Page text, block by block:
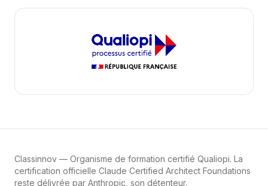
Classinnov — Organisme de formation certifié Qualiopi. La
certification officielle Claude Certified Architect Foundations
reste délivrée par Anthropic, son détenteur.